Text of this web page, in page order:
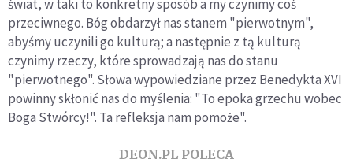
świat, w taki to konkretny sposób a my czynimy coś
przeciwnego. Bóg obdarzył nas stanem "pierwotnym",
abyśmy uczynili go kulturą; a następnie z tą kulturą
czynimy rzeczy, które sprowadzają nas do stanu
"pierwotnego". Słowa wypowiedziane przez Benedykta XVI
powinny skłonić nas do myślenia: "To epoka grzechu wobec
Boga Stwórcy!". Ta refleksja nam pomoże".
DEON.PL POLECA